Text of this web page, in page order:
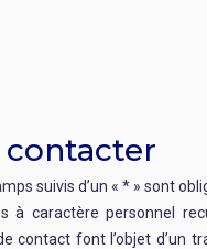
contacter
suivis d’un « * » sont
à caractère personnel
contact font l’objet d’un